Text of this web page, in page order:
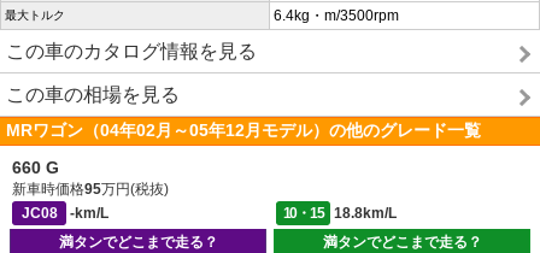
最大トルク 6.4kg・m/3500rpm
この車のカタログ情報を見る
この車の相場を見る
MRワゴン（04年02月～05年12月モデル）の他のグレード一覧
660 G
新車時価格95万円(税抜)
JC08
-km/L 10・15
18.8km/L
満タンでどこまで走る？
満タンでどこまで走る？